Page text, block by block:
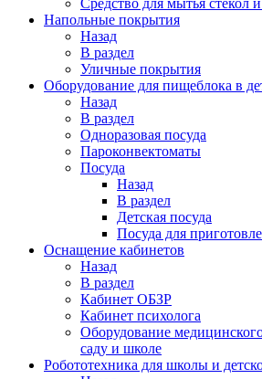
Средство для мытья стекол и
Напольные покрытия
Назад
В раздел
Уличные покрытия
Оборудование для пищеблока в
Назад
В раздел
Одноразовая посуда
Пароконвектоматы
Посуда
Назад
В раздел
Детская посуда
Посуда для
Оснащение кабинетов
Назад
В раздел
Кабинет ОБЗР
Кабинет психолога
Оборудование
саду и школе
Робототехника для школы и